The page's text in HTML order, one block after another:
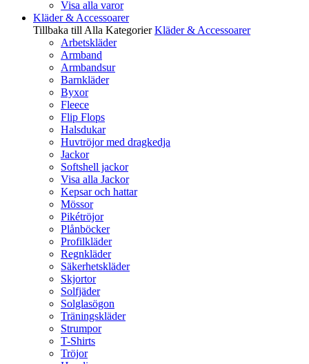
Visa alla varor
Kläder & Accessoarer
Tillbaka till Alla Kategorier Kläder & Accessoarer
Arbetskläder
Armband
Armbandsur
Barnkläder
Byxor
Fleece
Flip Flops
Halsdukar
Huvtröjor med dragkedja
Jackor
Softshell jackor
Visa alla Jackor
Kepsar och hattar
Mössor
Pikétröjor
Plånböcker
Profilkläder
Regnkläder
Säkerhetskläder
Skjortor
Solfjäder
Solglasögon
Träningskläder
Strumpor
T-Shirts
Tröjor